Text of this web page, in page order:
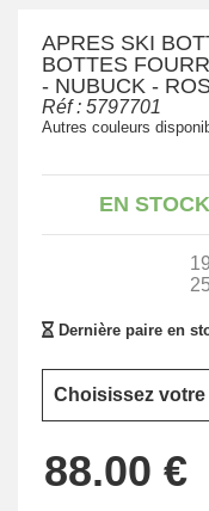
APRES SKI
BOTTES
- NUBUCK -
Réf : 5797701
Autres couleurs
EN STOCK
Dernière paire en